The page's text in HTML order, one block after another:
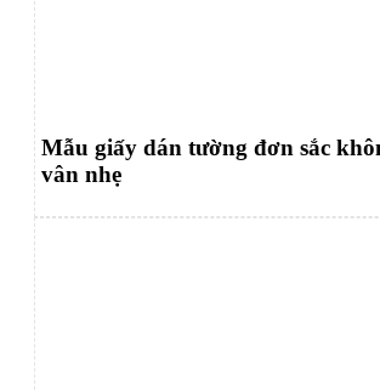
Mẫu giấy dán tường đơn sắc
vân nhẹ